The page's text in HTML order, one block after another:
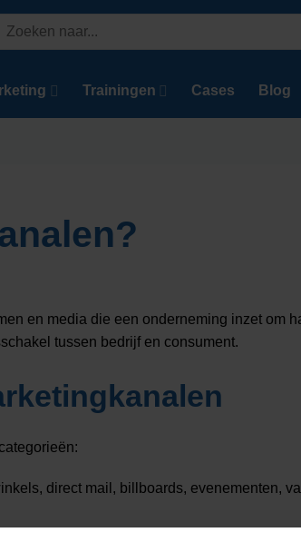
Zoeken
Trainingen Cases Blog
en media die een onderneming inzet om
tussen bedrijf en consument.
direct mail, billboards, evenementen,
social media (LinkedIn, Instagram),